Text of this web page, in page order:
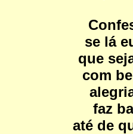
se lá
que
com
faz
até de